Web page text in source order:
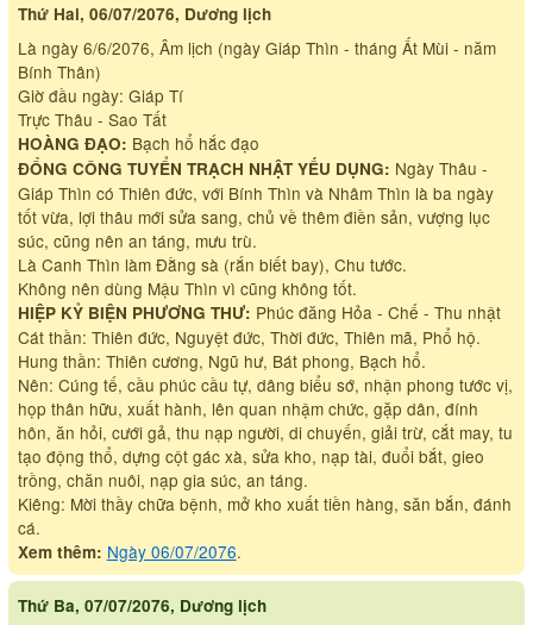
Thứ Hai, 06/07/2076, Dương lịch
Là ngày 6/6/2076, Âm lịch (ngày Giáp Thìn - tháng Ất Mùi - năm
Bính Thân)
Giờ đầu ngày: Giáp Tí
Trực Thâu - Sao Tất
HOÀNG ĐẠO: Bạch hổ hắc đạo
ĐỔNG CÔNG TUYỂN TRẠCH NHẬT YẾU DỤNG: Ngày Thâu -
Giáp Thìn có Thiên đức, với Bính Thìn và Nhâm Thìn là ba ngày
tốt vừa, lợi thâu mới sửa sang, chủ về thêm điền sản, vượng lục
súc, cũng nên an táng, mưu trù.
Là Canh Thìn làm Đằng sà (rắn biết bay), Chu tước.
Không nên dùng Mậu Thìn vì cũng không tốt.
HIỆP KỶ BIỆN PHƯƠNG THƯ: Phúc đăng Hỏa - Chế - Thu nhật
Cát thần: Thiên đức, Nguyệt đức, Thời đức, Thiên mã, Phổ hộ.
Hung thần: Thiên cương, Ngũ hư, Bát phong, Bạch hổ.
Nên: Cúng tế, cầu phúc cầu tự, dâng biểu sớ, nhận phong tước vị,
họp thân hữu, xuất hành, lên quan nhậm chức, gặp dân, đính
hôn, ăn hỏi, cưới gả, thu nạp người, di chuyến, giải trừ, cắt may, tu
tạo động thổ, dựng cột gác xà, sửa kho, nạp tài, đuổi bắt, gieo
trồng, chăn nuôi, nạp gia súc, an táng.
Kiêng: Mời thầy chữa bệnh, mở kho xuất tiền hàng, săn bắn, đánh
cá.
Xem thêm: Ngày 06/07/2076.
Thứ Ba, 07/07/2076, Dương lịch